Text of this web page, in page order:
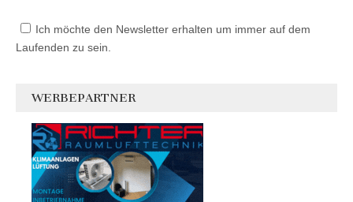
Ich möchte den Newsletter erhalten um immer auf dem
Laufenden zu sein.
WERBEPARTNER